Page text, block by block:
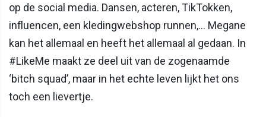
op de social media. Dansen, acteren, TikTokken,
influencen, een kledingwebshop runnen,… Megane
kan het allemaal en heeft het allemaal al gedaan. In
#LikeMe maakt ze deel uit van de zogenaamde
‘bitch squad’, maar in het echte leven lijkt het ons
toch een lievertje.